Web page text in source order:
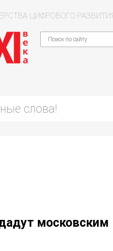
ЦИФРОВОГО
московским